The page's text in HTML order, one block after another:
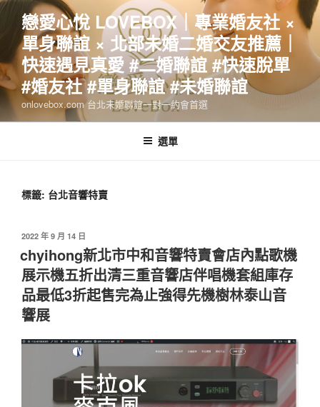
跳
主
要
內
容
戀愛心悅 LOVEBOX｜專業婚友社 ×
單身聯誼 × 北部未婚二婚交友推薦｜
快速遇見真愛 #二婚聯誼 #快速脫單
#婚友社 #單身聯誼 #未婚聯誼
onlovebox.com 台北未婚聯誼一對一約會首選
選單
標籤: 台北音響特賣
發
於
2022 年 9 月 14 日
chyihong新北市中和音響特賣會店內點歌機
展示機五折出清三重音響店伴唱機套組庫存
品最低3折起售完為止強得先機樹林泰山音
響展